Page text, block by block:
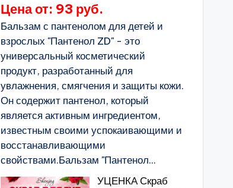
Цена от: 93 руб.
Бальзам с пантенолом для детей и
взрослых "Пантенол ZD" - это
универсальный косметический
продукт, разработанный для
увлажнения, смягчения и защиты кожи.
Он содержит пантенол, который
является активным ингредиентом,
известным своими успокаивающими и
восстанавливающими
свойствами.Бальзам "Пантенол...
УЦЕНКА Скраб